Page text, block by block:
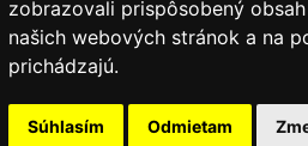
zobrazovali prispôsobený
našich webových stránok a na
prichádzajú.
Súhlasím Odmietam
prezentovaná bez výslovného súhlasu
registrovanými obchodnými známkami